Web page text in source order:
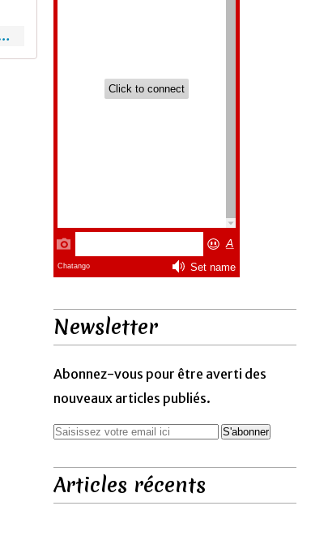
03/index-fiches-personnages-historiques.html
Newsletter
Abonnez-vous pour être averti des
nouveaux articles publiés.
Articles récents